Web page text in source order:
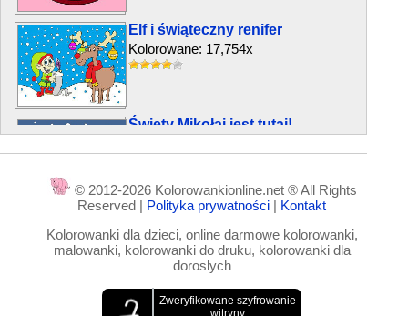
Elf i świąteczny renifer
Kolorowane: 17,754x
Święty Mikołaj jest tutaj!
Kolorowane: 8,955x
© 2012-2026 Kolorowankionline.net ® All Rights
Reserved | Polityka prywatności | Kontakt
Kolorowanki dla dzieci, online darmowe kolorowanki,
malowanki, kolorowanki do druku, kolorowanki dla
doroslych